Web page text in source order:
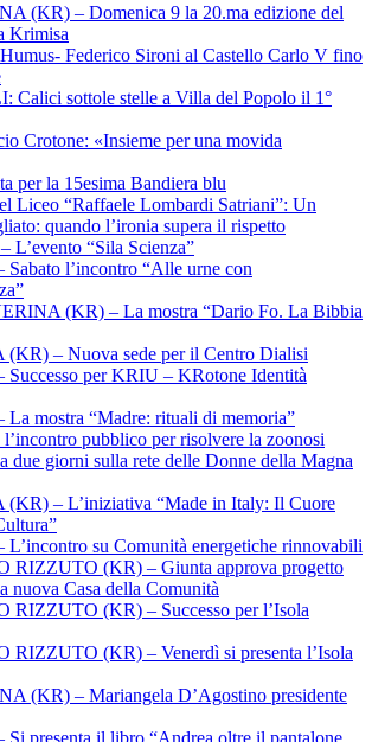
(KR) – Domenica 9 la 20.ma edizione del
Krimisa
Federico Sironi al Castello Carlo V fino
Calici sottole stelle a Villa del Popolo il 1°
Crotone: «Insieme per una movida
per la 15esima Bandiera blu
Liceo “Raffaele Lombardi Satriani”: Un
quando l’ironia supera il rispetto
L’evento “Sila Scienza”
l’incontro “Alle urne con
(KR) – La mostra “Dario Fo. La Bibbia
– Nuova sede per il Centro Dialisi
per KRIU – KRotone Identità
mostra “Madre: rituali di memoria”
pubblico per risolvere la zoonosi
due giorni sulla rete delle Donne della Magna
– L’iniziativa “Made in Italy: Il Cuore
su Comunità energetiche rinnovabili
RIZZUTO (KR) – Giunta approva progetto
nuova Casa della Comunità
RIZZUTO (KR) – Successo per l’Isola
RIZZUTO (KR) – Venerdì si presenta l’Isola
(KR) – Mariangela D’Agostino presidente
presenta il libro “Andrea oltre il pantalone